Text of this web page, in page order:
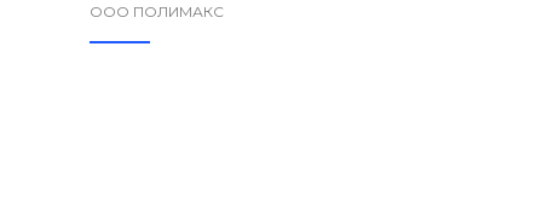
ООО ПОЛИМАКС